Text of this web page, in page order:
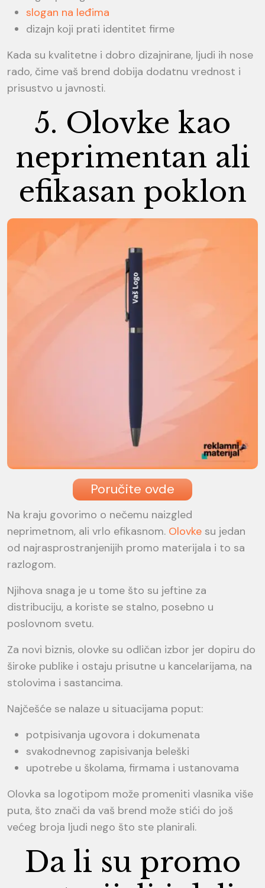
slogan na leđima
dizajn koji prati identitet firme
Kada su kvalitetne i dobro dizajnirane, ljudi ih nose
rado, čime vaš brend dobija dodatnu vrednost i
prisustvo u javnosti.
5. Olovke kao
neprimentan ali
efikasan poklon
Poručite ovde
Na kraju govorimo o nečemu naizgled
neprimetnom, ali vrlo efikasnom. Olovke su jedan
od najrasprostranjenijih promo materijala i to sa
razlogom.
Njihova snaga je u tome što su jeftine za
distribuciju, a koriste se stalno, posebno u
poslovnom svetu.
Za novi biznis, olovke su odličan izbor jer dopiru do
široke publike i ostaju prisutne u kancelarijama, na
stolovima i sastancima.
Najčešće se nalaze u situacijama poput:
potpisivanja ugovora i dokumenata
svakodnevnog zapisivanja beleški
upotrebe u školama, firmama i ustanovama
Olovka sa logotipom može promeniti vlasnika više
puta, što znači da vaš brend može stići do još
većeg broja ljudi nego što ste planirali.
Da li su promo